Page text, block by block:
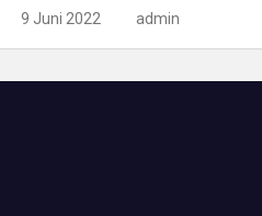
9 Juni 2022 admin